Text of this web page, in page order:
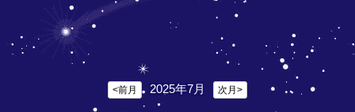
<前月 2025年7月 次月>